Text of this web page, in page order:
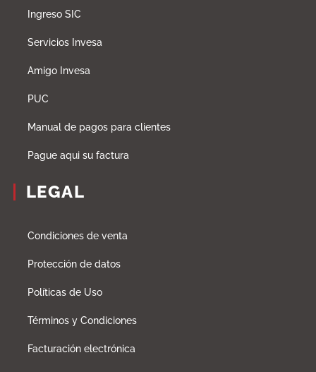
Ingreso SIC
Servicios Invesa
Amigo Invesa
PUC
Manual de pagos para clientes
Pague aqui su factura
LEGAL
Condiciones de venta
Protección de datos
Políticas de Uso
Términos y Condiciones
Facturación electrónica